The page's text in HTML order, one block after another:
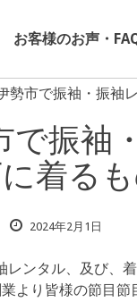
お客様のお声・
勢市で振袖・振袖
で振袖
着る
2024年2月1日
レンタル、及び、
より皆様の節目